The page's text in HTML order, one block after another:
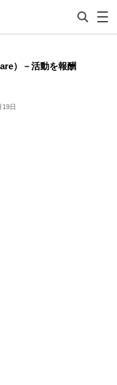
）－活動を報酬
19日